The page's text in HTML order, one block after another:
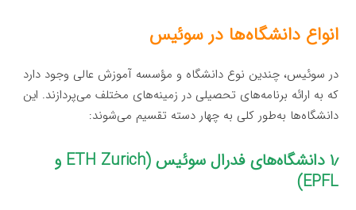
انواع دانشگاه‌ها در سوئیس
در سوئیس، چندین نوع دانشگاه و مؤسسه آموزش عالی وجود دارد
که به ارائه برنامه‌های تحصیلی در زمینه‌های مختلف می‌پردازند. این
دانشگاه‌ها به‌طور کلی به چهار دسته تقسیم می‌شوند:
۱٫ دانشگاه‌های فدرال سوئیس (ETH Zurich و
EPFL)